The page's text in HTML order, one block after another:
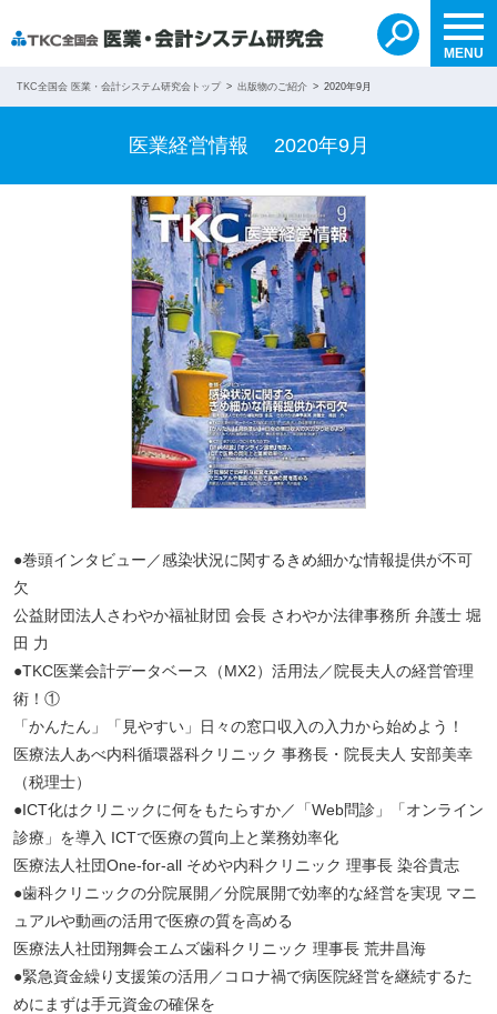
MENU
search
無料紹介を依頼する
TKC全国会 医業・会計システム研究会トップ 出版物のご紹介 2020年9月
医業経営情報 2020年9月
●巻頭インタビュー／感染状況に関するきめ細かな情報提供が不可
欠
公益財団法人さわやか福祉財団 会長 さわやか法律事務所 弁護士 堀
田 力
●TKC医業会計データベース（MX2）活用法／院長夫人の経営管理
術！①
「かんたん」「見やすい」日々の窓口収入の入力から始めよう！
医療法人あべ内科循環器科クリニック 事務長・院長夫人 安部美幸
（税理士）
●ICT化はクリニックに何をもたらすか／「Web問診」「オンライン
診療」を導入 ICTで医療の質向上と業務効率化
医療法人社団One-for-all そめや内科クリニック 理事長 染谷貴志
●歯科クリニックの分院展開／分院展開で効率的な経営を実現 マニ
ュアルや動画の活用で医療の質を高める
医療法人社団翔舞会エムズ歯科クリニック 理事長 荒井昌海
●緊急資金繰り支援策の活用／コロナ禍で病医院経営を継続するた
めにまずは手元資金の確保を